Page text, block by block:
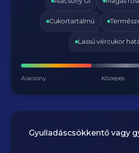
Cukortartalmú
Lassú vércukor
Alacsony Közepes
Gyulladáscsökkentő vagy